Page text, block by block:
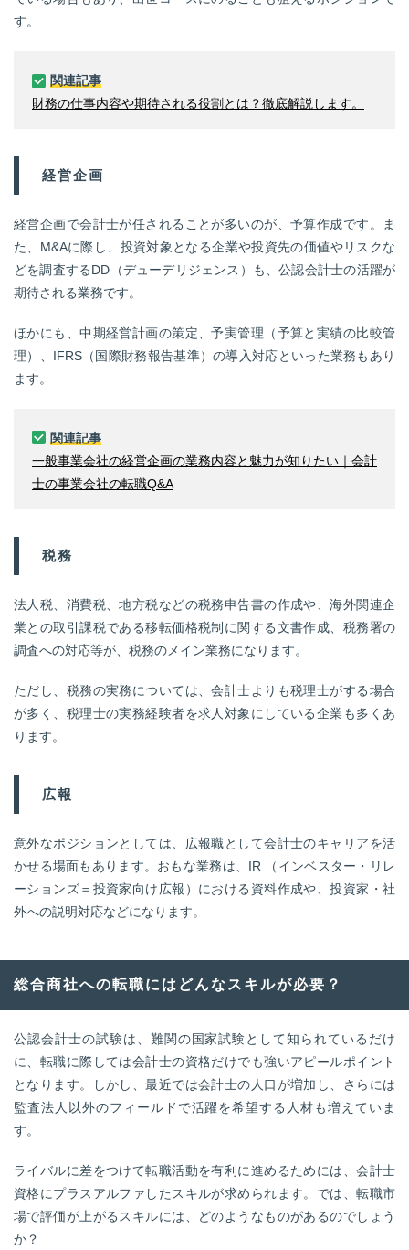
す。
関連記事
財務の仕事内容や期待される役割とは？徹底解説します。
経営企画
経営企画で会計士が任されることが多いのが、予算作成です。ま
た、M&Aに際し、投資対象となる企業や投資先の価値やリスクな
どを調査するDD（デューデリジェンス）も、公認会計士の活躍が
期待される業務です。
ほかにも、中期経営計画の策定、予実管理（予算と実績の比較管
理）、IFRS（国際財務報告基準）の導入対応といった業務もあり
ます。
関連記事
一般事業会社の経営企画の業務内容と魅力が知りたい｜会計
士の事業会社の転職Q&A
税務
法人税、消費税、地方税などの税務申告書の作成や、海外関連企
業との取引課税である移転価格税制に関する文書作成、税務署の
調査への対応等が、税務のメイン業務になります。
ただし、税務の実務については、会計士よりも税理士がする場合
が多く、税理士の実務経験者を求人対象にしている企業も多くあ
ります。
広報
意外なポジションとしては、広報職として会計士のキャリアを活
かせる場面もあります。おもな業務は、IR （インベスター・リレ
ーションズ＝投資家向け広報）における資料作成や、投資家・社
外への説明対応などになります。
総合商社への転職にはどんなスキルが必要？
公認会計士の試験は、難関の国家試験として知られているだけ
に、転職に際しては会計士の資格だけでも強いアピールポイント
となります。しかし、最近では会計士の人口が増加し、さらには
監査法人以外のフィールドで活躍を希望する人材も増えていま
す。
ライバルに差をつけて転職活動を有利に進めるためには、会計士
資格にプラスアルファしたスキルが求められます。では、転職市
場で評価が上がるスキルには、どのようなものがあるのでしょう
か？